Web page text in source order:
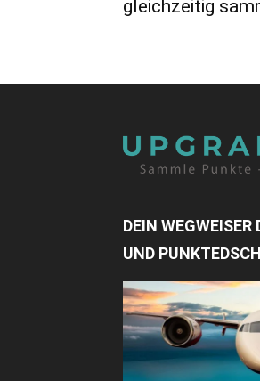
gleichzeitig
DEIN
UND